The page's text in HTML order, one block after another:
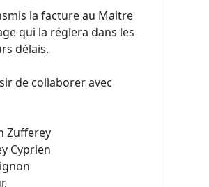
la facture au Maitre
qui la réglera dans les
délais.
de collaborer avec
Zufferey
Cyprien